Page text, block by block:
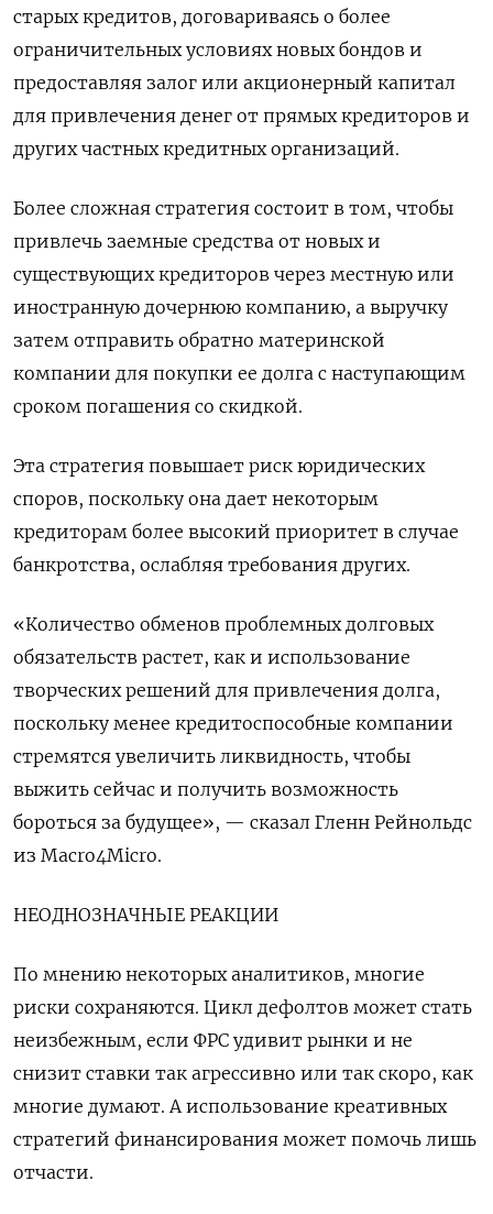
старых кредитов, договариваясь о более
ограничительных условиях новых бондов и
предоставляя залог или акционерный капитал
для привлечения денег от прямых кредиторов и
других частных кредитных организаций.
Более сложная стратегия состоит в том, чтобы
привлечь заемные средства от новых и
существующих кредиторов через местную или
иностранную дочернюю компанию, а выручку
затем отправить обратно материнской
компании для покупки ее долга с наступающим
сроком погашения со скидкой.
Эта стратегия повышает риск юридических
споров, поскольку она дает некоторым
кредиторам более высокий приоритет в случае
банкротства, ослабляя требования других.
«Количество обменов проблемных долговых
обязательств растет, как и использование
творческих решений для привлечения долга,
поскольку менее кредитоспособные компании
стремятся увеличить ликвидность, чтобы
выжить сейчас и получить возможность
бороться за будущее», — сказал Гленн Рейнольдс
из Macro4Micro.
НЕОДНОЗНАЧНЫЕ РЕАКЦИИ
По мнению некоторых аналитиков, многие
риски сохраняются. Цикл дефолтов может стать
неизбежным, если ФРС удивит рынки и не
снизит ставки так агрессивно или так скоро, как
многие думают. А использование креативных
стратегий финансирования может помочь лишь
отчасти.